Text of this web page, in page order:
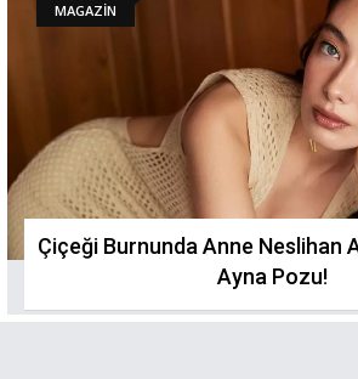
MAGAZİN
Çiçeği Burnunda Anne Neslihan
Ayna Pozu!